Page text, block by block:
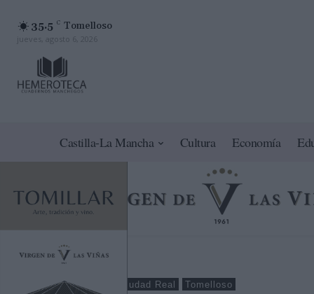
35.5 C Tomelloso
jueves, agosto 6, 2026
Castilla-La Mancha Cultura Economía
Entrevistas Ciudad Real Tomelloso